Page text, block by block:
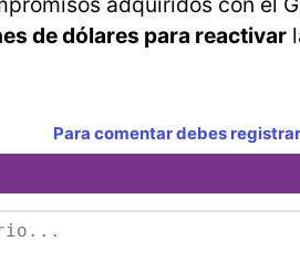
de dólares para reactivar
Para comentar debes